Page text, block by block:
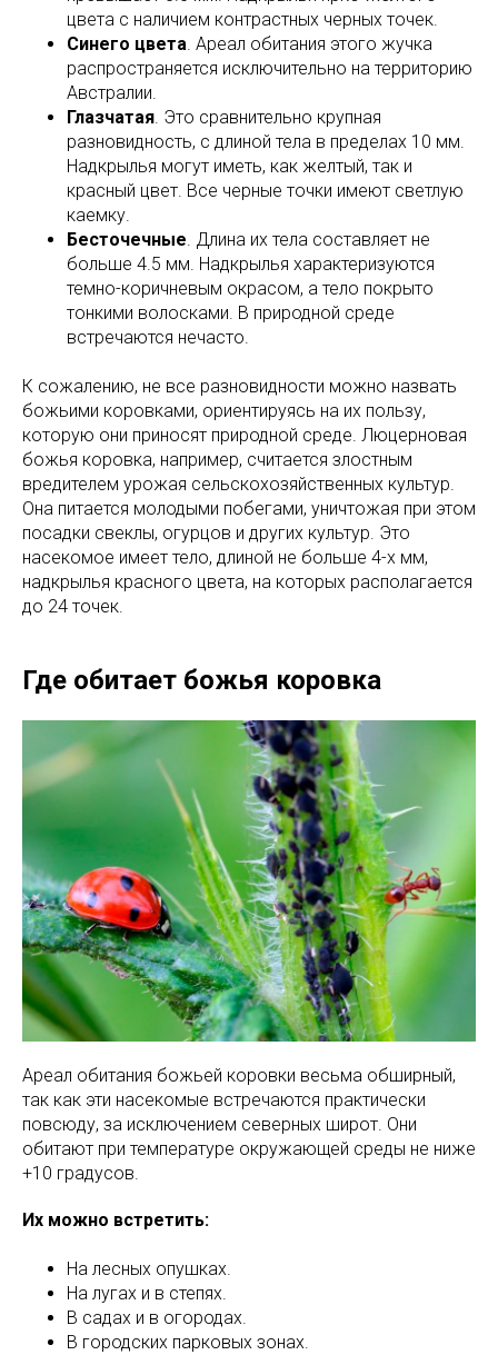
цвета с наличием контрастных черных точек.
Синего цвета . Ареал обитания этого жучка
распространяется исключительно на территорию
Австралии.
Глазчатая . Это сравнительно крупная
разновидность, с длиной тела в пределах 10 мм.
Надкрылья могут иметь, как желтый, так и
красный цвет. Все черные точки имеют светлую
каемку.
Бесточечные . Длина их тела составляет не
больше 4.5 мм. Надкрылья характеризуются
темно-коричневым окрасом, а тело покрыто
тонкими волосками. В природной среде
встречаются нечасто.
К сожалению, не все разновидности можно назвать
божьими коровками, ориентируясь на их пользу,
которую они приносят природной среде. Люцерновая
божья коровка, например, считается злостным
вредителем урожая сельскохозяйственных культур.
Она питается молодыми побегами, уничтожая при этом
посадки свеклы, огурцов и других культур. Это
насекомое имеет тело, длиной не больше 4-х мм,
надкрылья красного цвета, на которых располагается
до 24 точек.
Где обитает божья коровка
Ареал обитания божьей коровки весьма обширный,
так как эти насекомые встречаются практически
повсюду, за исключением северных широт. Они
обитают при температуре окружающей среды не ниже
+10 градусов.
Их можно встретить:
На лесных опушках.
На лугах и в степях.
В садах и в огородах.
В городских парковых зонах.